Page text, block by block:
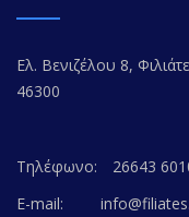
Ελ. Βενιζέλου 8,
46300
Τηλέφωνο:
26643
E-mail: